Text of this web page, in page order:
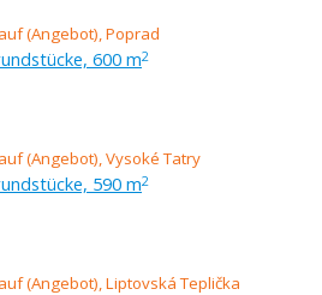
600 m2
590 m2